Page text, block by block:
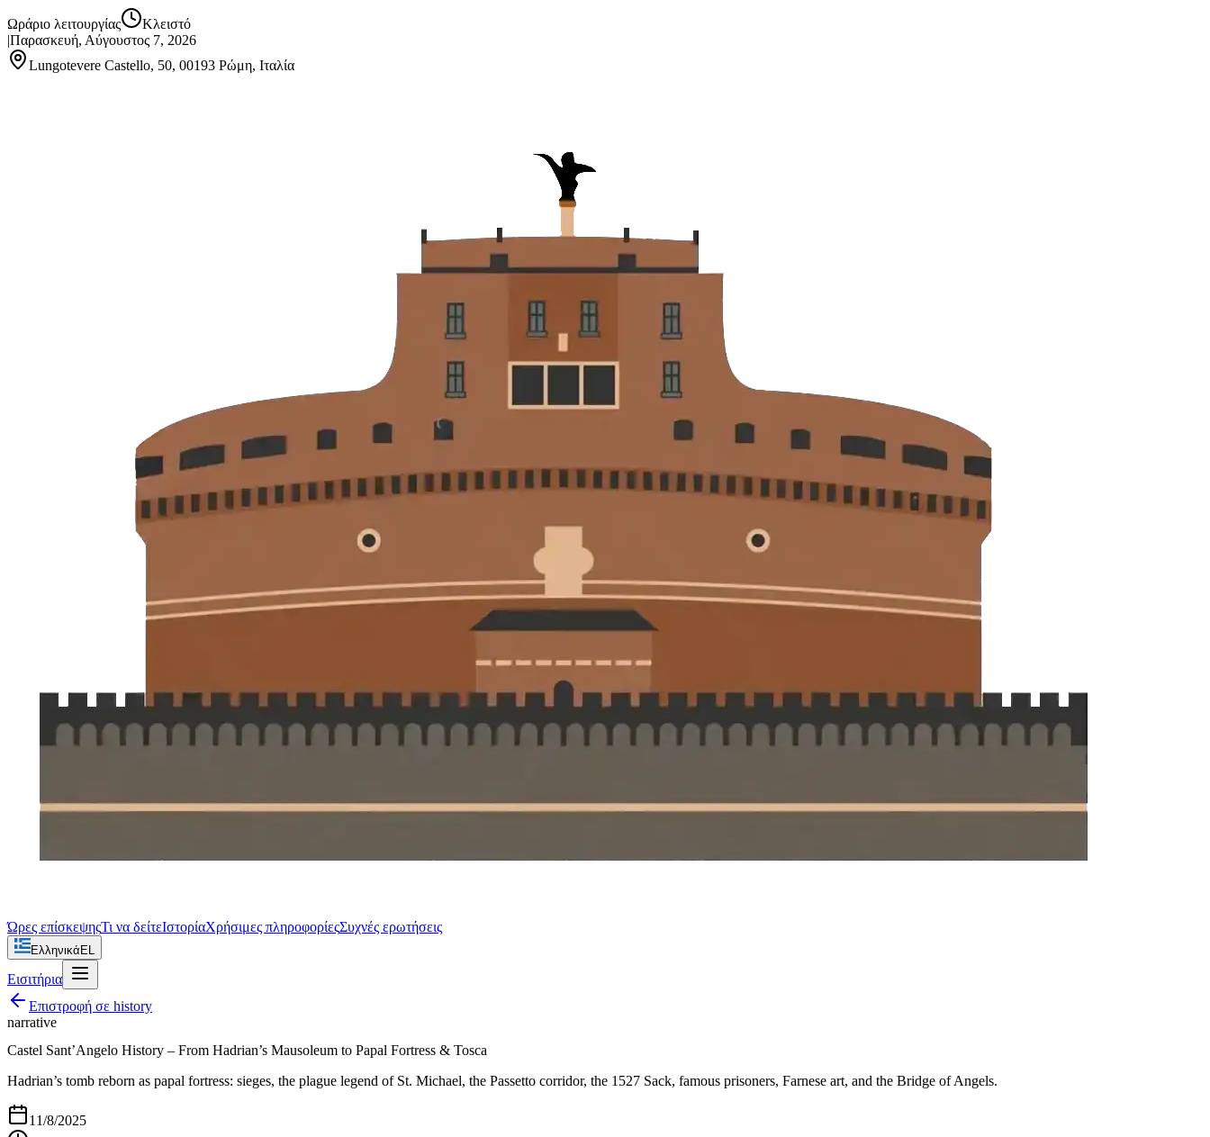
Ωράριο λειτουργίας
Κλειστό
|Παρασκευή, Αύγουστος 7, 2026
Lungotevere Castello, 50, 00193 Ρώμη, Ιταλία
Ώρες επίσκεψηςΤι να δείτεΙστορίαΧρήσιμες πληροφορίεςΣυχνές ερωτήσεις
Ελληνικά EL
Εισιτήρια
Επιστροφή σε history
narrative
Castel Sant’Angelo History – From Hadrian’s Mausoleum to Papal Fortress & Tosca
Hadrian’s tomb reborn as papal fortress: sieges, the plague legend of St. Michael, the Passetto corridor, the 1527 Sack, famous prisoners, Farnese art, and the Bridge of Angels.
11/8/2025